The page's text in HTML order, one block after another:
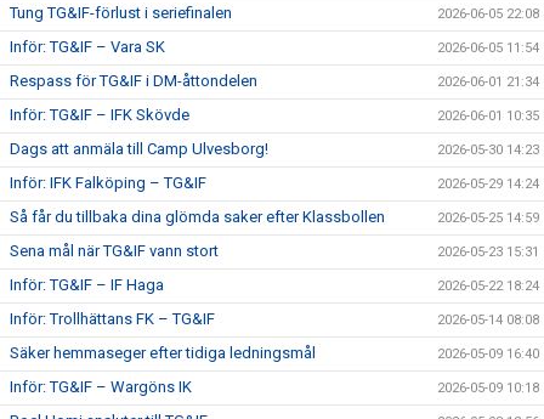
Tung TG&IF-förlust i seriefinalen 2026-06-05 22:08
Inför: TG&IF – Vara SK 2026-06-05 11:54
Respass för TG&IF i DM-åttondelen 2026-06-01 21:34
Inför: TG&IF – IFK Skövde 2026-06-01 10:35
Dags att anmäla till Camp Ulvesborg! 2026-05-30 14:23
Inför: IFK Falköping – TG&IF 2026-05-29 14:24
Så får du tillbaka dina glömda saker efter Klassbollen 2026-05-25 14:59
Sena mål när TG&IF vann stort 2026-05-23 15:31
Inför: TG&IF – IF Haga 2026-05-22 18:24
Inför: Trollhättans FK – TG&IF 2026-05-14 08:08
Säker hemmaseger efter tidiga ledningsmål 2026-05-09 16:40
Inför: TG&IF – Wargöns IK 2026-05-09 10:18